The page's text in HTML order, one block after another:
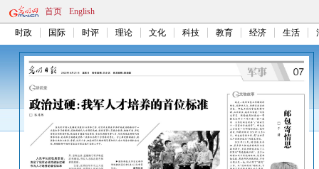
首页 English
时政 国际 时评 理论 文化 科技 教育 经济 生活